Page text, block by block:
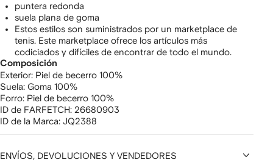
puntera redonda
suela plana de goma
Estos estilos son suministrados por un marketplace de
tenis. Este marketplace ofrece los artículos más
codiciados y difíciles de encontrar de todo el mundo.
Composición
Exterior: Piel de becerro 100%
Suela: Goma 100%
Forro: Piel de becerro 100%
ID de FARFETCH: 26680903
ID de la Marca: JQ2388
ENVÍOS, DEVOLUCIONES Y VENDEDORES